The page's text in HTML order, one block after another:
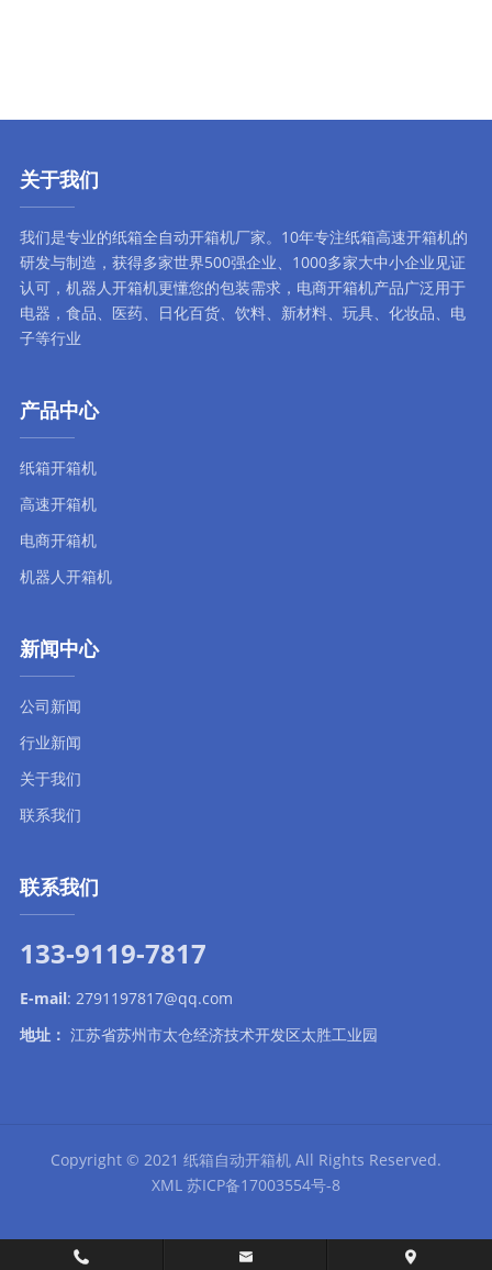
关于我们
我们是专业的纸箱全自动开箱机厂家。10年专注纸箱高速开箱机的
研发与制造，获得多家世界500强企业、1000多家大中小企业见证
认可， 机器人开箱机更懂您的包装需求， 电商开箱机产品广泛用于
电器，食品、医药、日化百货、饮料、新材料、玩具、化妆品、电
子等行业
产品中心
纸箱开箱机
高速开箱机
电商开箱机
机器人开箱机
新闻中心
公司新闻
行业新闻
关于我们
联系我们
联系我们
133-9119-7817
E-mail: 2791197817@qq.com
地址： 江苏省苏州市太仓经济技术开发区太胜工业园
Copyright © 2021 纸箱自动开箱机All Rights Reserved.
XML 苏ICP备17003554号-8